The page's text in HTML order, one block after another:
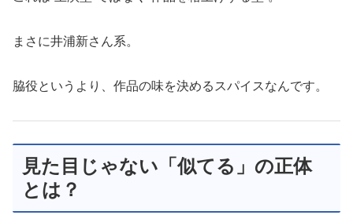
まさに井浦新さん系。
脇役というより、作品の味を決めるスパイスなんです。
見た目じゃない「似てる」の正体
とは？